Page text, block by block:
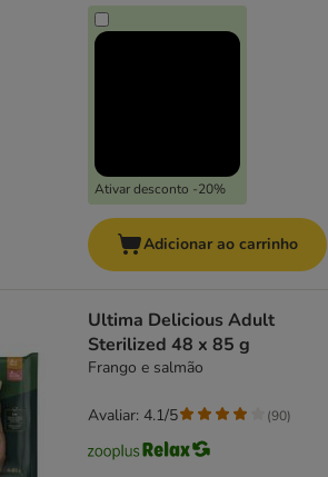
Ativar desconto -20%
Adicionar ao carrinho
Ultima Delicious Adult
Sterilized 48 x 85 g
Frango e salmão
Avaliar: 4.1/5 (90)